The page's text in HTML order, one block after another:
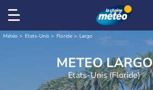
Météo Etats-Unis Floride Largo
METEO LARGO
Etats-Unis (Floride)